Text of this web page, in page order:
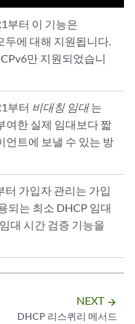
부터 이 기능은
두에 대해 지원됩니다.
만 지원되었습니
부터 비대칭 임대는
여한 실제 임대보다 짧
언트에 보낼 수 있는 방
터 가입자 관리는 가입
되는 최소 DHCP 임대
대 시간 검증 기능을
NEXT arrow_forward
DHCP 리스퀴리 메서드